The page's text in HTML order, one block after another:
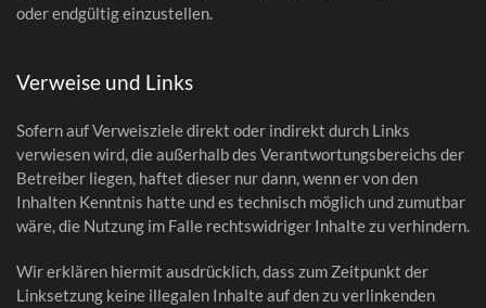
oder endgültig einzustellen.
Verweise und Links
Sofern auf Verweisziele direkt oder indirekt durch Links
verwiesen wird, die außerhalb des Verantwortungsbereichs der
Betreiber liegen, haftet dieser nur dann, wenn er von den
Inhalten Kenntnis hatte und es technisch möglich und zumutbar
wäre, die Nutzung im Falle rechtswidriger Inhalte zu verhindern.
Wir erklären hiermit ausdrücklich, dass zum Zeitpunkt der
Linksetzung keine illegalen Inhalte auf den zu verlinkenden